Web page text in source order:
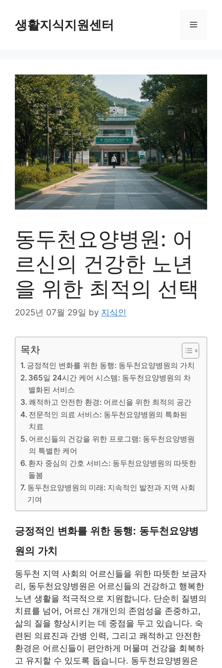
content생활지식지원센터 Menu
동두천요양병원: 어
르신의 건강한 노년
을 위한 최적의 선택
2025년 07월 29일 by 지식인
목차
긍정적인 변화를 위한 동행: 동두천요양병원의 가치
365일 24시간 케어 시스템: 동두천요양병원의 차
별화된 서비스
쾌적하고 안전한 환경: 어르신을 위한 최적의 공간
전문적인 의료 서비스: 동두천요양병원의 특화된
치료
어르신들의 건강을 위한 프로그램: 동두천요양병원
의 특별한 케어
환자 중심의 간호 서비스: 동두천요양병원의 따뜻한
돌봄
동두천요양병원의 미래: 지속적인 발전과 지역 사회
기여
긍정적인 변화를 위한 동행: 동두천요양병
원의 가치
동두천 지역 사회의 어르신들을 위한 따뜻한 보금자
리, 동두천요양병원은 어르신들의 건강하고 행복한
노년 생활을 적극적으로 지원합니다. 단순히 질병의
치료를 넘어, 어르신 개개인의 존엄성을 존중하고,
삶의 질을 향상시키는 데 중점을 두고 있습니다. 숙
련된 의료진과 간병 인력, 그리고 쾌적하고 안전한
환경은 어르신들이 편안하게 머물며 건강을 회복하
고 유지할 수 있도록 돕습니다. 동두천요양병원은